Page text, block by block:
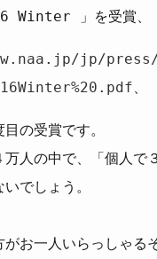
Winter 」を受賞、
jp/
、
の受賞です。
人の中で、「個人で
でしょう。
お一人いらっしゃる